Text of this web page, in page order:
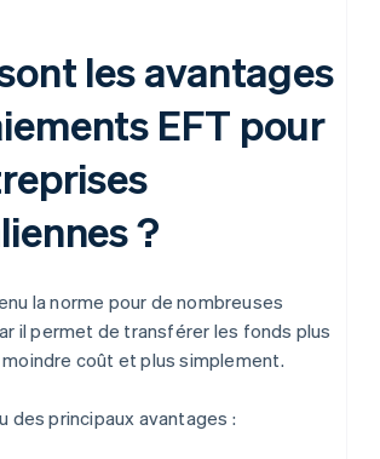
les avantages
EFT pour
?
la norme pour de nombreuses
il permet de transférer les fonds plus
coût et plus simplement.
des principaux avantages :